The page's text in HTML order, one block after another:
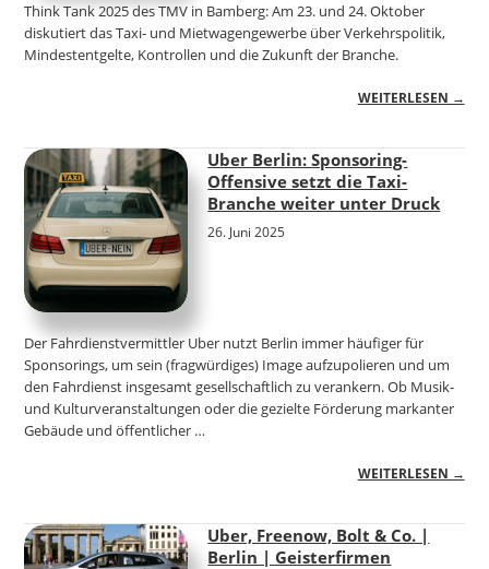
Think Tank 2025 des TMV in Bamberg: Am 23. und 24. Oktober
diskutiert das Taxi- und Mietwagengewerbe über Verkehrspolitik,
Mindestentgelte, Kontrollen und die Zukunft der Branche.
WEITERLESEN →
Uber Berlin: Sponsoring-
Offensive setzt die Taxi-
Branche weiter unter Druck
26. Juni 2025
Der Fahrdienstvermittler Uber nutzt Berlin immer häufiger für
Sponsorings, um sein (fragwürdiges) Image aufzupolieren und um
den Fahrdienst insgesamt gesellschaftlich zu verankern. Ob Musik-
und Kulturveranstaltungen oder die gezielte Förderung markanter
Gebäude und öffentlicher …
WEITERLESEN →
Uber, Freenow, Bolt & Co. |
Berlin | Geisterfirmen